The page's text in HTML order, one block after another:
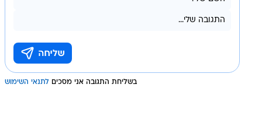
בשליחת התגובה אני מסכים לתנאי השימוש